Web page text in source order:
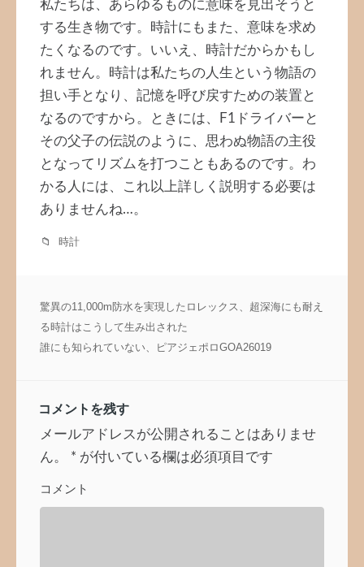
私たちは、あらゆるものに意味を見出そうと
する生き物です。時計にもまた、意味を求め
たくなるのです。いいえ、時計だからかもし
れません。時計は私たちの人生という物語の
担い手となり、記憶を呼び戻すための装置と
なるのですから。ときには、F1ドライバーと
その父子の伝説のように、思わぬ物語の主役
となってリズムを打つこともあるのです。わ
かる人には、これ以上詳しく説明する必要は
ありませんね…。
時計
投
稿
ナ
シ
ョ
ン
驚異の11,000m防水を実現したロレックス、超深海にも耐え
る時計はこうして生み出された
誰にも知られていない、ピアジェポロGOA26019
コメントを残す
メールアドレスが公開されることはありませ
ん。
* が付いている欄は必須項目です
コメント